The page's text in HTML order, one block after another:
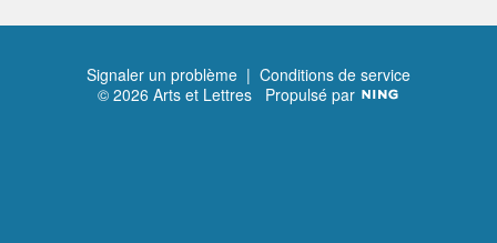
Signaler un problème | Conditions de service
© 2026 Arts et Lettres Propulsé par